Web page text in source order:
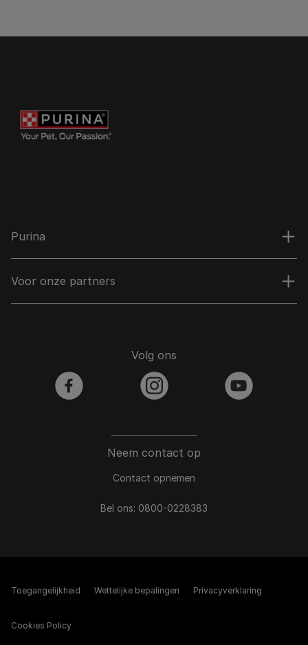
Purina
Voor onze partners
Neem contact op
Contact opnemen
Bel ons: 0800-0228383
Volg ons
facebook instagram youtube
Toegangelijkheid Wettelijke bepalingen​ Privacyverklaring
Cookies Policy